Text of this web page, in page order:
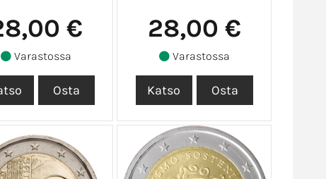
€
Varastossa
28,00 €
Varastossa